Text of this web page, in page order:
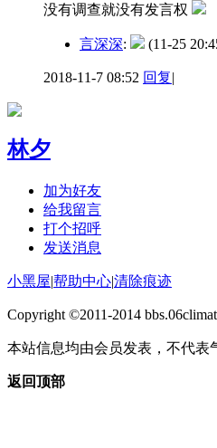
没有调查就没有发言权
言深深: (11-25
2018-11-7 08:52 回复|
林夕
加为好友
给我留言
打个招呼
发送消息
小黑屋|帮助中心|清除痕迹
Copyright ©2011-2014
本站信息均由会员发表，不代表
返回顶部